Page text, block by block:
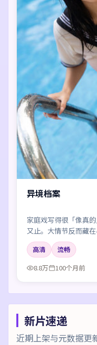
异境档案
家庭戏写得很「像真
又止。大情节反而藏在
高清
流畅
8.8万
100个月前
新片速递
近期上架与元数据更